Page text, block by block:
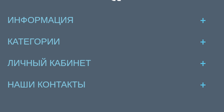
ИНФОРМАЦИЯ
КАТЕГОРИИ
ЛИЧНЫЙ КАБИНЕТ
НАШИ КОНТАКТЫ